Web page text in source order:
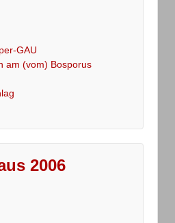
GAU
am (vom) Bosporus
2006